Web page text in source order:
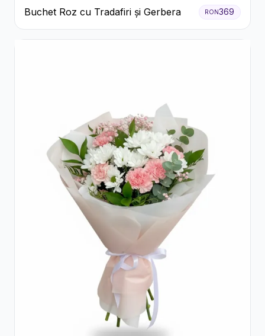
Buchet Roz cu Tradafiri și Gerbera RON369